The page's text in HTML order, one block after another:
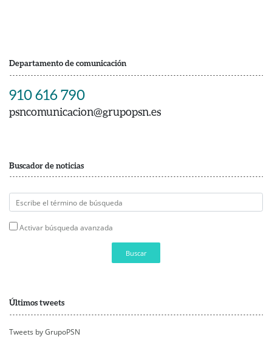
Departamento de comunicación
910 616 790
psncomunicacion@grupopsn.es
Buscador de noticias
Activar búsqueda avanzada
Buscar
Últimos tweets
Tweets by GrupoPSN